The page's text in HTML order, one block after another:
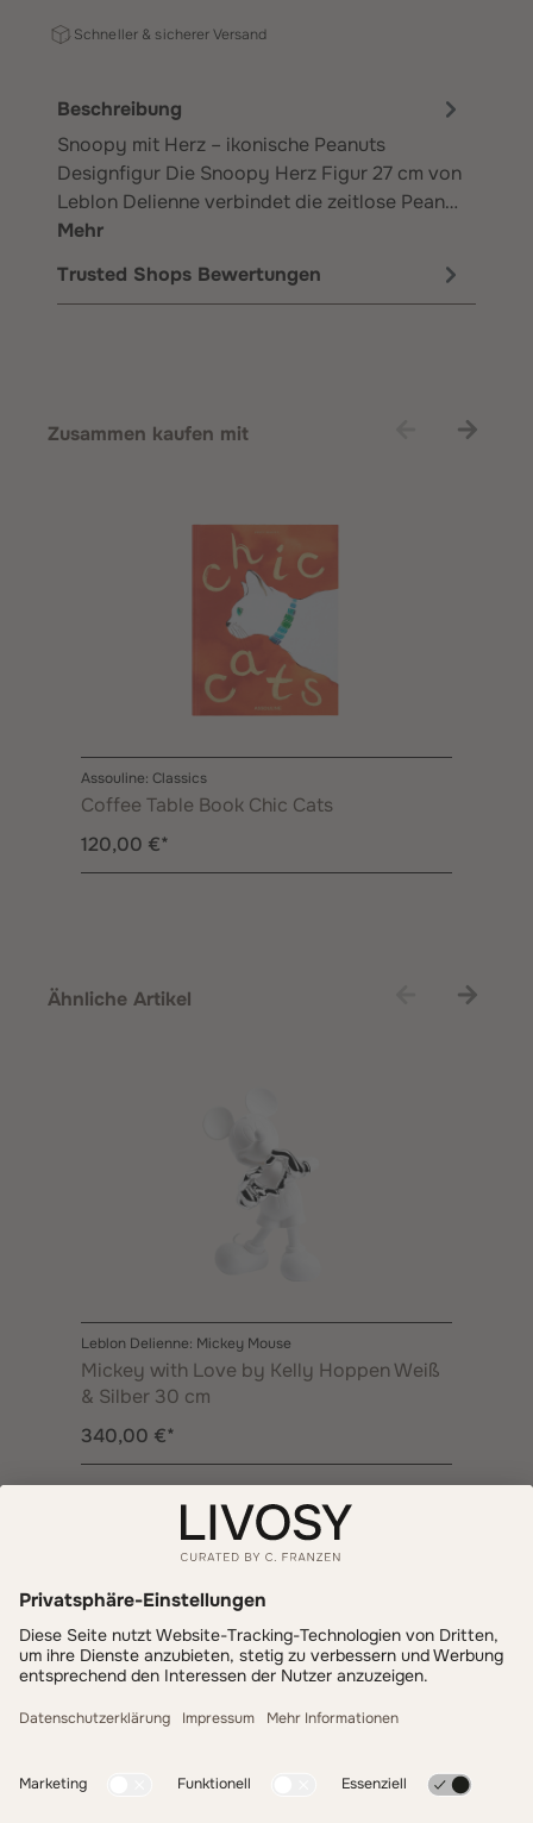
Schneller & sicherer Versand
Beschreibung
Snoopy mit Herz – ikonische Peanuts
Designfigur Die Snoopy Herz Figur 27 cm von
Leblon Delienne verbindet die zeitlose Pean…
Mehr
Trusted Shops Bewertungen
Zusammen kaufen mit
Assouline: Classics
Coffee Table Book Chic Cats
120,00 €*
Ähnliche Artikel
Leblon Delienne: Mickey Mouse
Mickey with Love by Kelly Hoppen Weiß
& Silber 30 cm
340,00 €*
Zahlung & Versand
LIVOSY
Get inspired - follow us!